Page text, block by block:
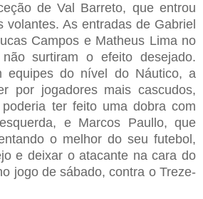
de Val Barreto, que entrou
volantes. As entradas de Gabriel
Campos e Matheus Lima no
surtiram o efeito desejado.
equipes do nível do Náutico, a
por jogadores mais cascudos,
ter feito uma dobra com
e Marcos Paullo, que
o melhor do seu futebol,
e deixar o atacante na cara do
jogo de sábado, contra o Treze-